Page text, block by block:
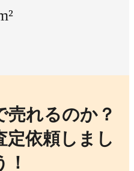
売れるのか？
定依頼しまし
！